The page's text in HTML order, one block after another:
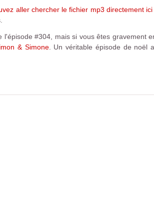
aller chercher le fichier mp3 directement ici
l'épisode #304, mais si vous êtes gravement
& Simone. Un véritable épisode de noël